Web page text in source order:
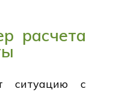
расчета
ситуацию с